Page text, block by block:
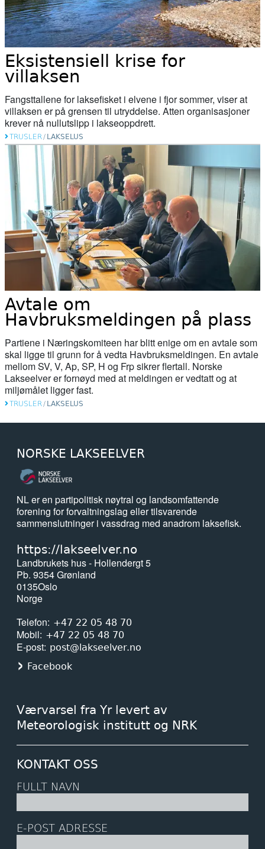
02. juni 2026
Forskning, kunnskap, handling
02. juni 2026
kommer ut av elva
20. mai 2026
Naturvernforbundet i Stjørdal og
Meråker arrangerer naturgledetur på
Hellstranda
07. mai 2026
Årets overvåking av lakselus er i gang
07. mai 2026
Slik kartlegges unglaksens utvandring
Norwegian fish farms polluting fjords
with waste likened to ‘raw sewage of
millions of people’
04. mai 2026
Pollution incident in Moray river 'wipes
out' salmon population
24. april 2026
ESA opnar sak mot Noreg for
gruvedeponering i Førdefjorden
24. april 2026
hatt rett hele tiden!
15. april 2026
15. april 2026
15. april 2026
Eksistensiell krise for
villaksen
Fangsttallene for laksefisket i elvene i fjor sommer, viser at
villaksen er på grensen til utryddelse. Atten organisasjoner
krever nå nullutslipp i lakseoppdrett.
TRUSLER/ LAKSELUS
Avtale om
Havbruksmeldingen på plass
Partiene i Næringskomiteen har blitt enige om en avtale som
skal ligge til grunn for å vedta Havbruksmeldingen. En avtale
mellom SV, V, Ap, SP, H og Frp sikrer flertall. Norske
Lakseelver er fornøyd med at meldingen er vedtatt og at
miljømålet ligger fast.
TRUSLER/ LAKSELUS
NORSKE LAKSEELVER
NL er en partipolitisk nøytral og landsomfattende
forening for forvaltningslag eller tilsvarende
sammenslutninger i vassdrag med anadrom laksefisk.
https://lakseelver.no
Landbrukets hus - Hollendergt 5
Pb. 9354 Grønland
0135Oslo
Norge
Telefon
+47 22 05 48 70
Mobil +47 22 05 48 70
E-post post@lakseelver.no
Facebook
Værvarsel fra Yr levert av
Meteorologisk institutt og NRK
KONTAKT OSS
FULLT NAVN
E-POST ADRESSE